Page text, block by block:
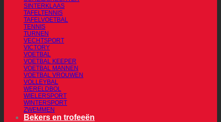
SINTERKLAAS
TAFELTENNIS
TAFELVOETBAL
TENNIS
TURNEN
VECHTSPORT
VICTORY
VOETBAL
VOETBAL KEEPER
VOETBAL MANNEN
VOETBAL VROUWEN
VOLLEYBAL
WERELDBOL
WIELERSPORT
WINTERSPORT
ZWEMMEN
Bekers en trofeeën